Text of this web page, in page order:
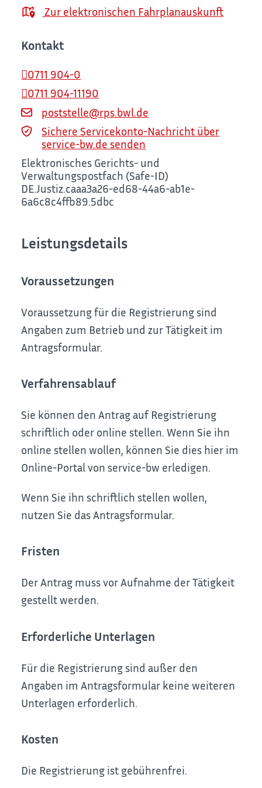
Zur elektronischen Fahrplanauskunft
Kontakt
0711 904-0
0711 904-11190
poststelle@rps.bwl.de
Sichere Servicekonto-Nachricht über
service-bw.de senden
Elektronisches Gerichts- und
Verwaltungspostfach (Safe-ID)
DE.Justiz.caaa3a26-ed68-44a6-ab1e-
6a6c8c4ffb89.5dbc
Leistungsdetails
Voraussetzungen
Voraussetzung für die Registrierung sind
Angaben zum Betrieb und zur Tätigkeit im
Antragsformular.
Verfahrensablauf
Sie können den Antrag auf Registrierung
schriftlich oder online stellen. Wenn Sie ihn
online stellen wollen, können Sie dies hier im
Online-Portal von service-bw erledigen.
Wenn Sie ihn schriftlich stellen wollen,
nutzen Sie das Antragsformular.
Fristen
Der Antrag muss vor Aufnahme der Tätigkeit
gestellt werden.
Erforderliche Unterlagen
Für die Registrierung sind außer den
Angaben im Antragsformular keine weiteren
Unterlagen erforderlich.
Kosten
Die Registrierung ist gebührenfrei.